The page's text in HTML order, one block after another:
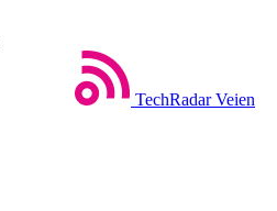
TechRadar Veien